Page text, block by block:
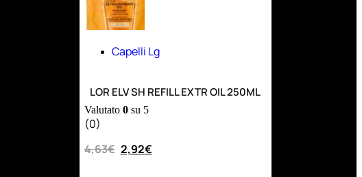
Capelli Lg
LOR ELV SH REFILL EXTR OIL 250ML
Valutato 0su 5
(0)
4,63€ 2,92€